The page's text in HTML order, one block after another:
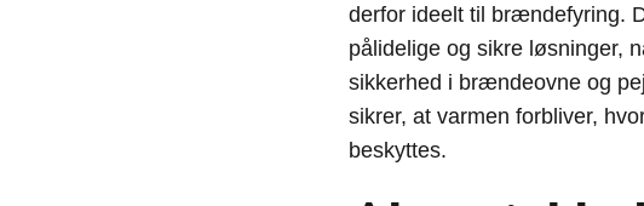
derfor ideelt til brændefyring.
pålidelige og sikre løsninger,
sikkerhed i brændeovne og
sikrer, at varmen forbliver,
beskyttes.